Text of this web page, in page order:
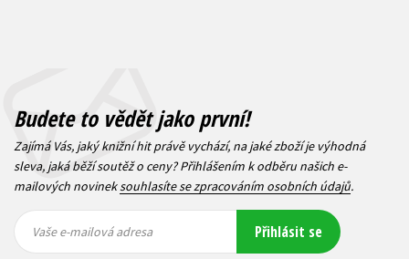
Budete to vědět jako první!
Zajímá Vás, jaký knižní hit právě vychází, na jaké zboží je výhodná
sleva, jaká běží soutěž o ceny? Přihlášením k odběru našich e-
mailových novineksouhlasíte se zpracováním osobních údajů.
mailová
mailová
Vaše e-mailová adresa Přihlásit se